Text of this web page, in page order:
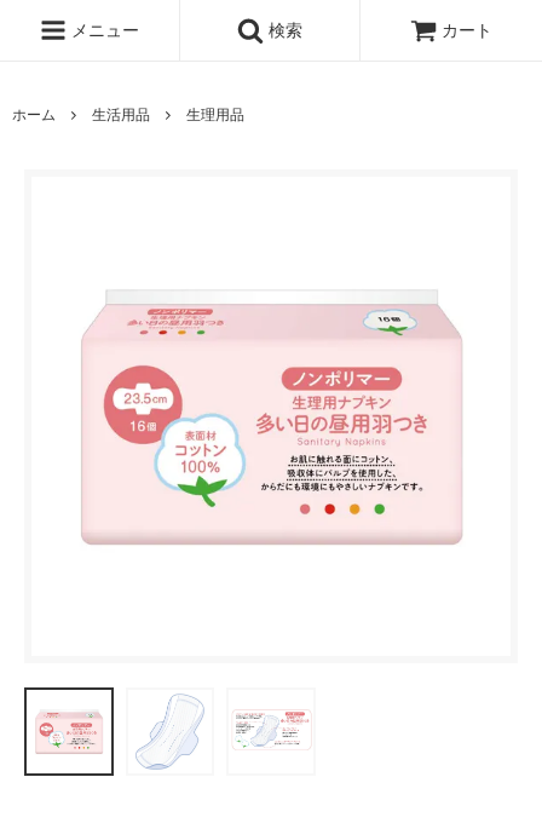
メニュー 検索 カート
ホーム 生活用品 生理用品